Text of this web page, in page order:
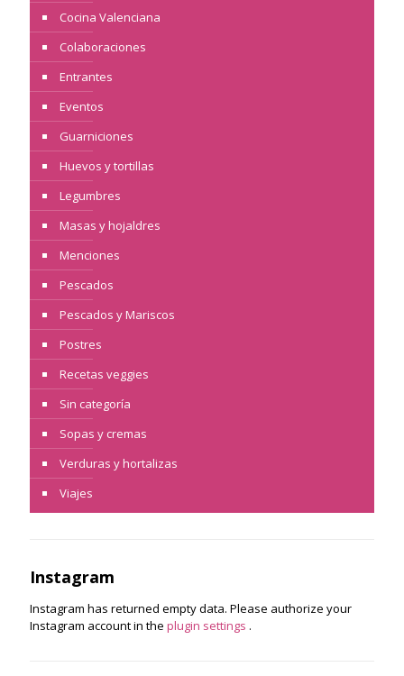
Cocina Valenciana
Colaboraciones
Entrantes
Eventos
Guarniciones
Huevos y tortillas
Legumbres
Masas y hojaldres
Menciones
Pescados
Pescados y Mariscos
Postres
Recetas veggies
Sin categoría
Sopas y cremas
Verduras y hortalizas
Viajes
Instagram
Instagram has returned empty data. Please authorize your
Instagram account in the plugin settings .